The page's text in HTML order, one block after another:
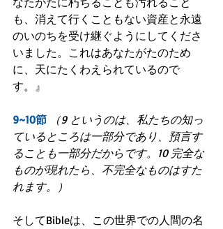
も、消えて行くこともない資産と永遠
のいのちを受け継ぐようにしてくださ
いました。これはあなたがたのため
に、天にたくわえられているので
す。』
9~10節
（9 というのは、私たちの知っ
ているところは一部分であり、預言す
ることも一部分だからです。10 完全な
ものが現れたら、不完全なものはすた
れます。）
そしてBibleは、この世界での人間の名